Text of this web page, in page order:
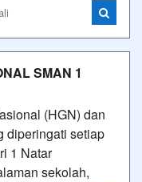
SMAN 1
(HGN) dan
diperingati setiap
1 Natar
sekolah,